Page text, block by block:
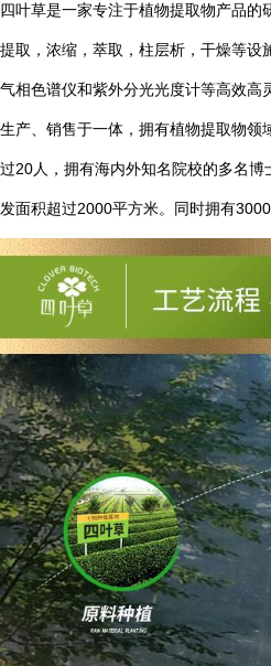
四叶草是一家专注于植物提取物产品的
提取，浓缩，萃取，柱层析，干燥等设
气相色谱仪和紫外分光光度计等高效高
生产、销售于一体，拥有植物提取物领
过20 人，拥有海内外知名院校的多名博
发面积超过2000平方米。同时拥有3000